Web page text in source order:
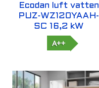
Ecodan luft vatten
PUZ-WZ120YAAH-
SC 16,2 kW
A++